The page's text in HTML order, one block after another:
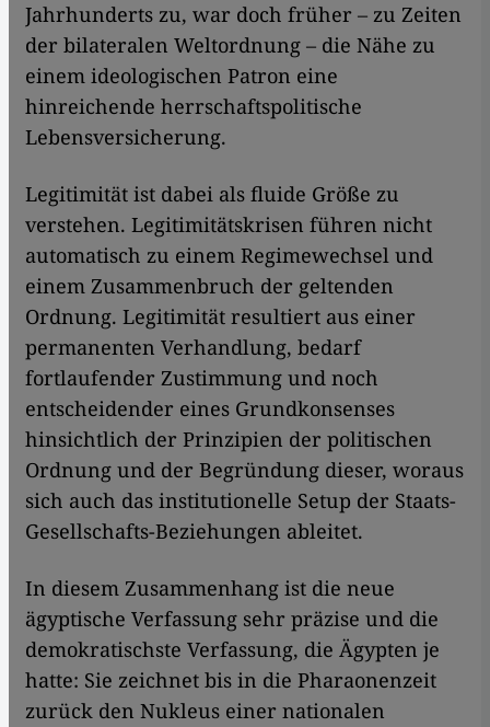
Jahrhunderts zu, war doch früher – zu Zeiten
der bilateralen Weltordnung – die Nähe zu
einem ideologischen Patron eine
hinreichende herrschaftspolitische
Lebensversicherung.
Legitimität ist dabei als fluide Größe zu
verstehen. Legitimitätskrisen führen nicht
automatisch zu einem Regimewechsel und
einem Zusammenbruch der geltenden
Ordnung. Legitimität resultiert aus einer
permanenten Verhandlung, bedarf
fortlaufender Zustimmung und noch
entscheidender eines Grundkonsenses
hinsichtlich der Prinzipien der politischen
Ordnung und der Begründung dieser, woraus
sich auch das institutionelle Setup der Staats-
Gesellschafts-Beziehungen ableitet.
In diesem Zusammenhang ist die neue
ägyptische Verfassung sehr präzise und die
demokratischste Verfassung, die Ägypten je
hatte: Sie zeichnet bis in die Pharaonenzeit
zurück den Nukleus einer nationalen